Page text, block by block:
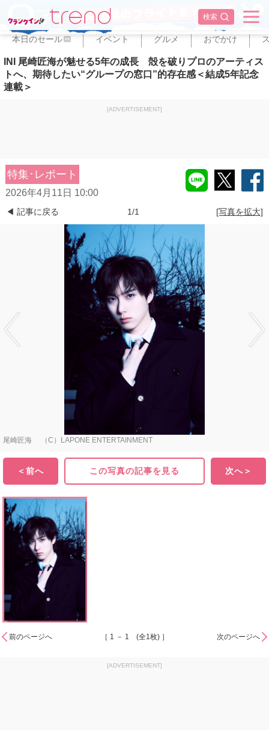
検索
✕
本日のセール PR イベント グルメ おでかけ
INI 尾崎匠海が魅せる5年の成長 殻を破りプロのアーティス
トへ、期待したい“グループの窓口”的存在感＜結成5年記念
連載＞
[ADVERTISEMENT]
特集･レポート
2026年4月11日 10:00
◀ 記事に戻る 1/1 [写真を拡大]
尾崎匠海 （C）LAPONE ENTERTAINMENT
＜前へ この写真の記事を見る 次へ＞
前のページへ ［ 1 － 1 (全1枚) ］ 次のページへ
[ADVERTISEMENT]